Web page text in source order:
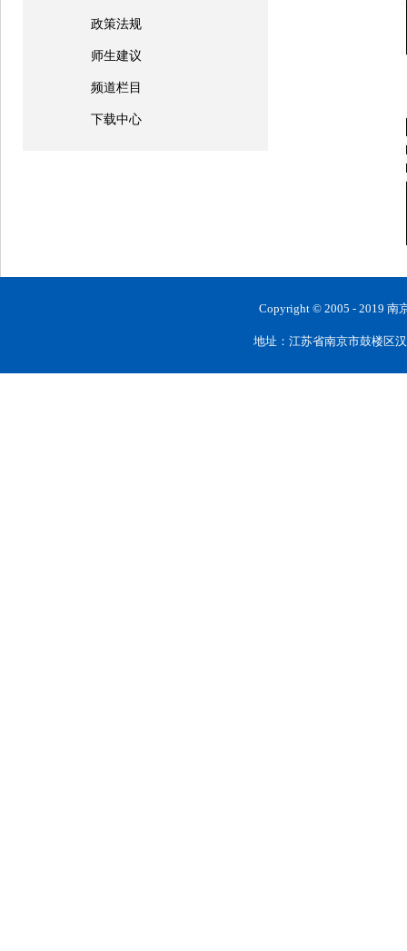
政策法规
师生建议
频道栏目
下载中心
Copyright © 2005 - 2019 南
地址：江苏省南京市鼓楼区